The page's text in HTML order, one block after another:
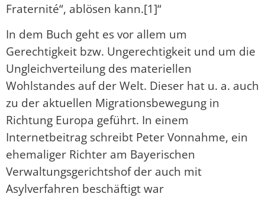
Fraternité“, ablösen kann.[1]“
In dem Buch geht es vor allem um
Gerechtigkeit bzw. Ungerechtigkeit und um die
Ungleichverteilung des materiellen
Wohlstandes auf der Welt. Dieser hat u. a. auch
zu der aktuellen Migrationsbewegung in
Richtung Europa geführt. In einem
Internetbeitrag schreibt Peter Vonnahme, ein
ehemaliger Richter am Bayerischen
Verwaltungsgerichtshof der auch mit
Asylverfahren beschäftigt war